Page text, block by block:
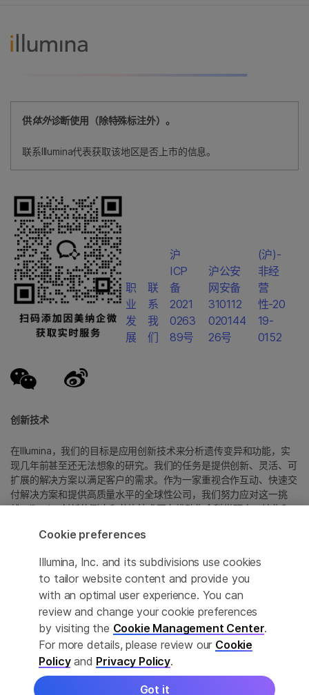
供体外诊断使用（除特殊标注外）。
联系Illumina代表获取该地区是否上市的信息。
创新技术
在Illumina，我们的目标是应用创新技术来分析遗传变异和功能，实
现几年前甚至还无法想象的研究。我们的任务是提供创新、灵活、可
扩展的解决方案以满足客户的需求。作为一家重视合作互动、快速交
付解决方案和提供高质量水平的全球性公司，我们努力应对这一挑
战。Illumina创新的测序和芯片技术正在推动生命科学研究、转化和
具体商标信息，请参见
www.illumina.com.cn/company/legal.html。
Cookie Management Center
隐私政策
职
业
发
展
联
系
我
们
沪
ICP
备
2021
0263
89号
沪公安
网安备
310112
020144
26号
(沪)-
非经
营
性-20
19-
0152
Cookie preferences
Illumina, Inc. and its subdivisions use cookies
to tailor website content and provide you
with an optimal user experience. You can
review and change your cookie preferences
by visiting the Cookie Management Center.
For more details, please review our Cookie
Policyand Privacy Policy.
Got it